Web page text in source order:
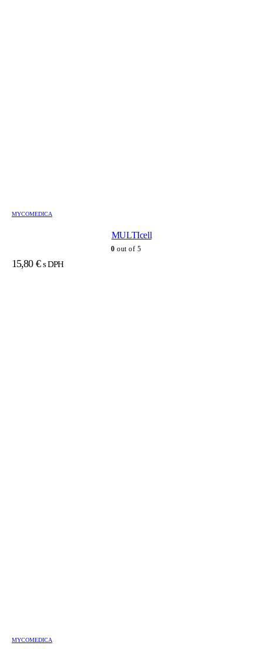
MYCOMEDICA
MULTIcell
0 out of 5
15,80 € s DPH
MYCOMEDICA